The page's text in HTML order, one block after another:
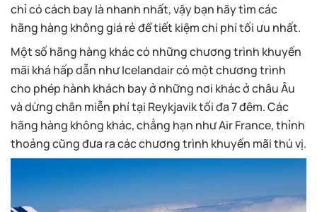
chỉ có cách bay là nhanh nhất, vậy bạn hãy tìm các
hãng hàng không giá rẻ để tiết kiệm chi phí tối ưu nhất.
Một số hãng hàng khác có những chương trình khuyến
mãi khá hấp dẫn như Icelandair có một chương trình
cho phép hành khách bay ở những nơi khác ở châu Âu
và dừng chân miễn phí tại Reykjavik tối đa 7 đêm. Các
hãng hàng không khác, chẳng hạn như Air France, thỉnh
thoảng cũng đưa ra các chương trình khuyến mãi thú vị.